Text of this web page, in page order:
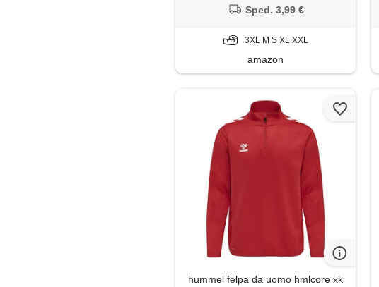
Sped. 3,99 €
3XL M S XL XXL
amazon
hummel felpa da uomo hmlcore xk